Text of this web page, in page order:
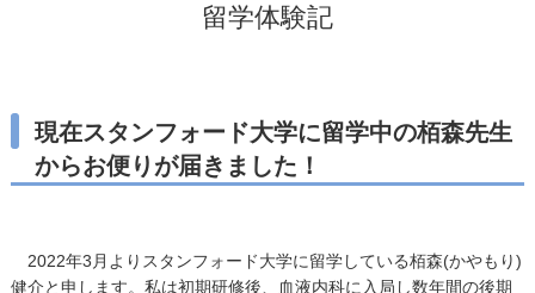
留学体験記
現在スタンフォード大学に留学中の栢森先生
からお便りが届きました！
2022年3月よりスタンフォード大学に留学している栢森(かやもり)
健介と申します。私は初期研修後、血液内科に入局し数年間の後期